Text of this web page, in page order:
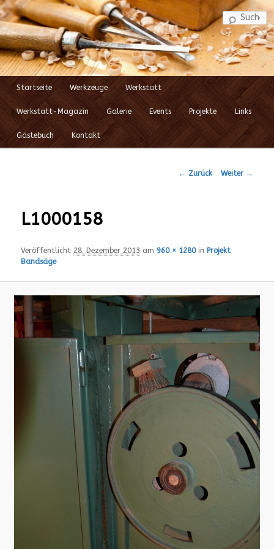
Hauptmenü
Zum
Inhalt
wechseln
Startseite Werkzeuge Werkstatt
Werkstatt-Magazin Galerie Events Projekte Links
Gästebuch Kontakt
← Zurück Weiter →
L1000158
Veröffentlicht 28. Dezember 2013 am 960 × 1280in Projekt
Bandsäge